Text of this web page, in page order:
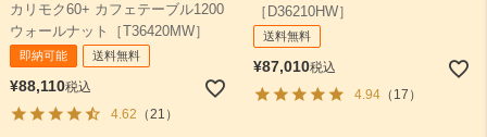
カリモク60+ カフェテーブル1200
ウォールナット［T36420MW］
即納可能 送料無料
¥88,110税込
4.62 （21）
［D36210HW］
送料無料
¥87,010税込
4.94（17）